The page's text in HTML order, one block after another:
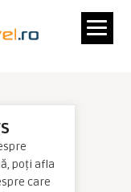
poți afla
care